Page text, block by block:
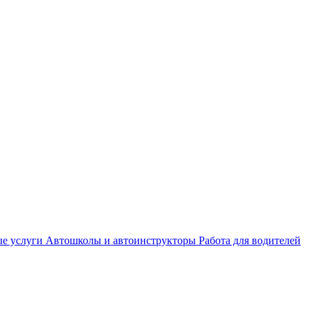
услуги Автошколы и автоинструкторы Работа для водителей